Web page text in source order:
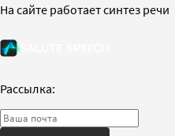
На сайте работает синтез речи
Рассылка: